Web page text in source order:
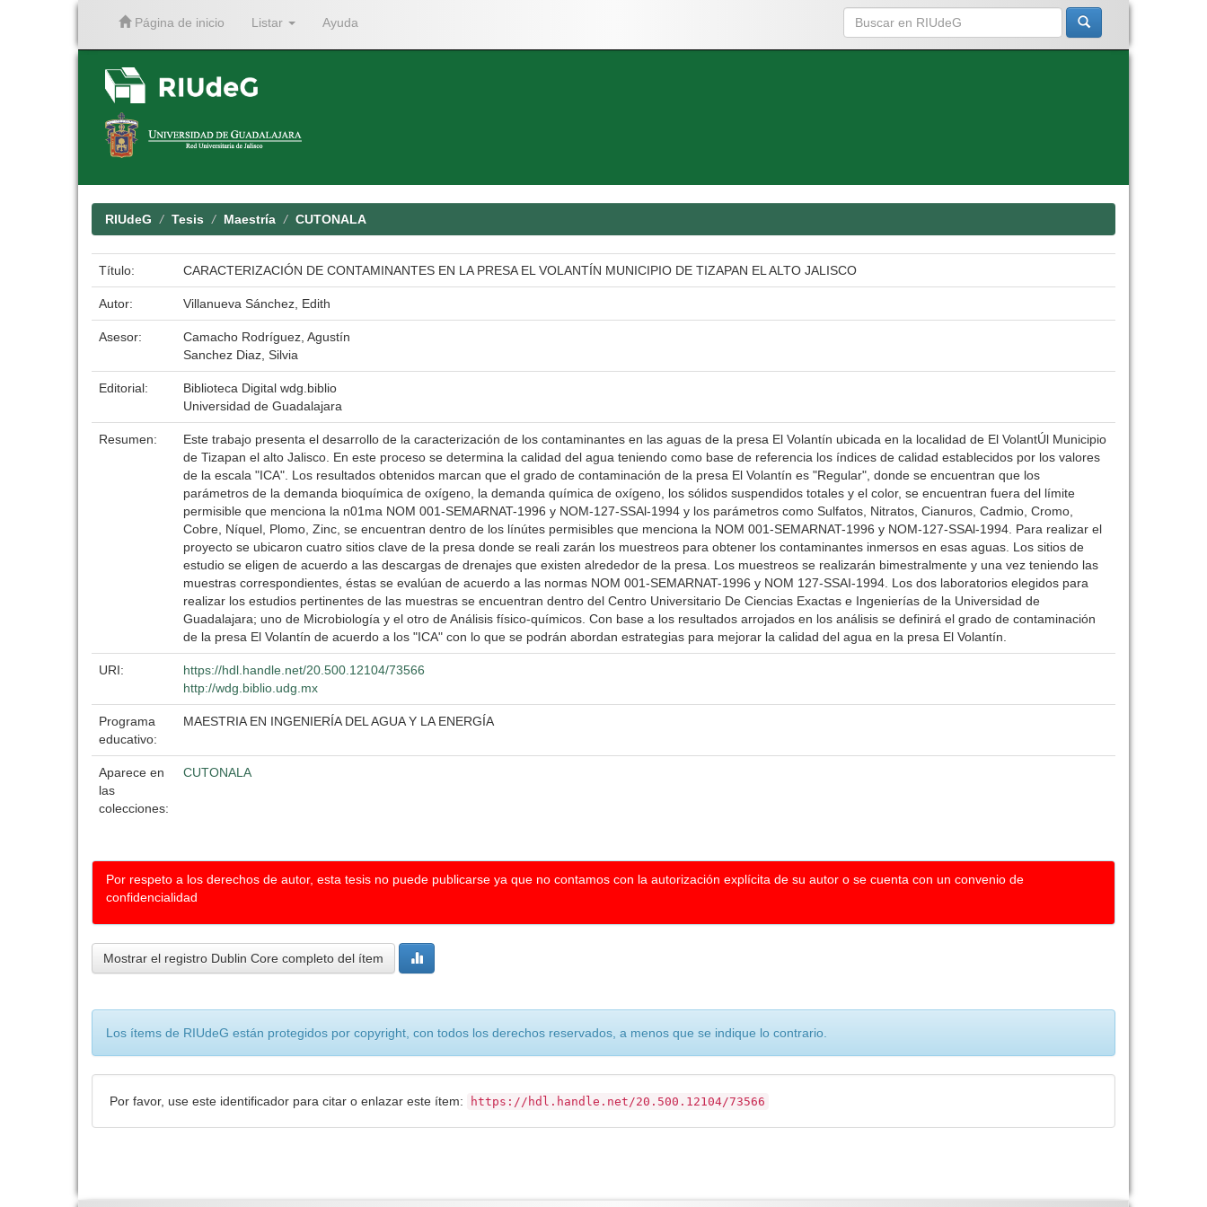
Página de inicio Listar Ayuda
RIUdeG Tesis Maestría CUTONALA
Título: CARACTERIZACIÓN DE CONTAMINANTES EN LA PRESA EL VOLANTÍN MUNICIPIO DE TIZAPAN EL ALTO JALISCO
Autor: Villanueva Sánchez, Edith
Asesor:
Camacho Rodríguez, Agustín
Sanchez Diaz, Silvia
Editorial:
Biblioteca Digital wdg.biblio
Universidad de Guadalajara
Resumen:
Este trabajo presenta el desarrollo de la caracterización de los contaminantes en las aguas de la presa El Volantín ubicada en la localidad de El VolantÚl Municipio
de Tizapan el alto Jalisco. En este proceso se determina la calidad del agua teniendo como base de referencia los índices de calidad establecidos por los valores
de la escala "ICA". Los resultados obtenidos marcan que el grado de contaminación de la presa El Volantín es "Regular", donde se encuentran que los
parámetros de la demanda bioquímica de oxígeno, la demanda química de oxígeno, los sólidos suspendidos totales y el color, se encuentran fuera del límite
permisible que menciona la n01ma NOM 001-SEMARNAT-1996 y NOM-127-SSAl-1994 y los parámetros como Sulfatos, Nitratos, Cianuros, Cadmio, Cromo,
Cobre, Níquel, Plomo, Zinc, se encuentran dentro de los línútes permisibles que menciona la NOM 001-SEMARNAT-1996 y NOM-127-SSAl-1994. Para realizar el
proyecto se ubicaron cuatro sitios clave de la presa donde se reali zarán los muestreos para obtener los contaminantes inmersos en esas aguas. Los sitios de
estudio se eligen de acuerdo a las descargas de drenajes que existen alrededor de la presa. Los muestreos se realizarán bimestralmente y una vez teniendo las
muestras correspondientes, éstas se evalúan de acuerdo a las normas NOM 001-SEMARNAT-1996 y NOM 127-SSAI-1994. Los dos laboratorios elegidos para
realizar los estudios pertinentes de las muestras se encuentran dentro del Centro Universitario De Ciencias Exactas e Ingenierías de la Universidad de
Guadalajara; uno de Microbiología y el otro de Análisis físico-químicos. Con base a los resultados arrojados en los análisis se definirá el grado de contaminación
de la presa El Volantín de acuerdo a los "ICA" con lo que se podrán abordan estrategias para mejorar la calidad del agua en la presa El Volantín.
URI:
https://hdl.handle.net/20.500.12104/73566
http://wdg.biblio.udg.mx
Programa
educativo:
MAESTRIA EN INGENIERÍA DEL AGUA Y LA ENERGÍA
Aparece en
las
colecciones:
CUTONALA
Por respeto a los derechos de autor, esta tesis no puede publicarse ya que no contamos con la autorización explícita de su autor o se cuenta con un convenio de
confidencialidad
Mostrar el registro Dublin Core completo del ítem
Los ítems de RIUdeG están protegidos por copyright, con todos los derechos reservados, a menos que se indique lo contrario.
Por favor, use este identificador para citar o enlazar este ítem: https://hdl.handle.net/20.500.12104/73566